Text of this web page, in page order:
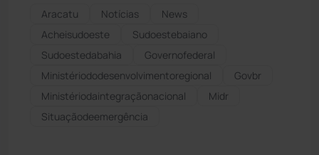
Aracatu Notícias
News
Acheisudoeste
Sudoestebaiano
Sudoestedabahia
Governofederal
Ministériododesenvolvimentoregional
Govbr
Ministériodaintegraçãonacional
Midr
Situaçãodeemergência